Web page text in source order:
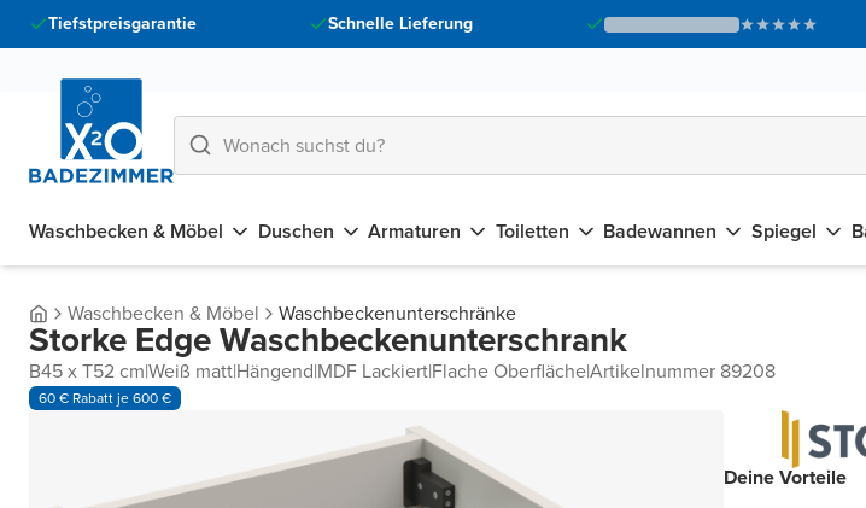
Tiefstpreisgarantie Schnelle Lieferung
Waschbecken & Möbel Duschen Armaturen Toiletten Badewannen Spiegel
Waschbecken & Möbel Waschbeckenunterschränke
Storke Edge Waschbeckenunterschrank
B45 x T52 cm|Weiß matt|Hängend|MDF Lackiert|Flache Oberfläche|Artikelnummer 89208
60 € Rabatt je 600 €
Deine Vorteile